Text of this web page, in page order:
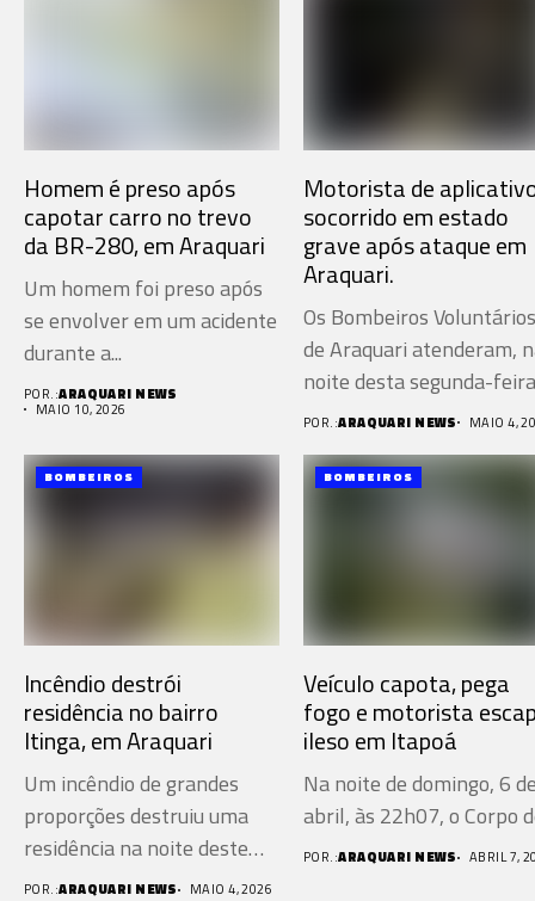
Homem é preso após
capotar carro no trevo
da BR-280, em Araquari
Um homem foi preso após
se envolver em um acidente
durante a...
POR.:ARAQUARI NEWS
MAIO 10, 2026
Motorista de
socorrido em estado
grave após ataque em
Araquari.
Os Bombeiros Voluntários
de Araquari atenderam,
noite desta segunda-feira
(4), uma...
POR.:ARAQUARI NEWS MAIO 4,
BOMBEIROS
Incêndio destrói
residência no bairro
Itinga, em Araquari
Um incêndio de grandes
proporções destruiu uma
residência na noite deste
domingo...
POR.:ARAQUARI NEWS MAIO 4, 2026
BOMBEIROS
Veículo capota, pega
fogo e motorista
ileso em Itapoá
Na noite de domingo, 6
abril, às 22h07, o Corpo
POR.:ARAQUARI NEWS ABRIL 7,